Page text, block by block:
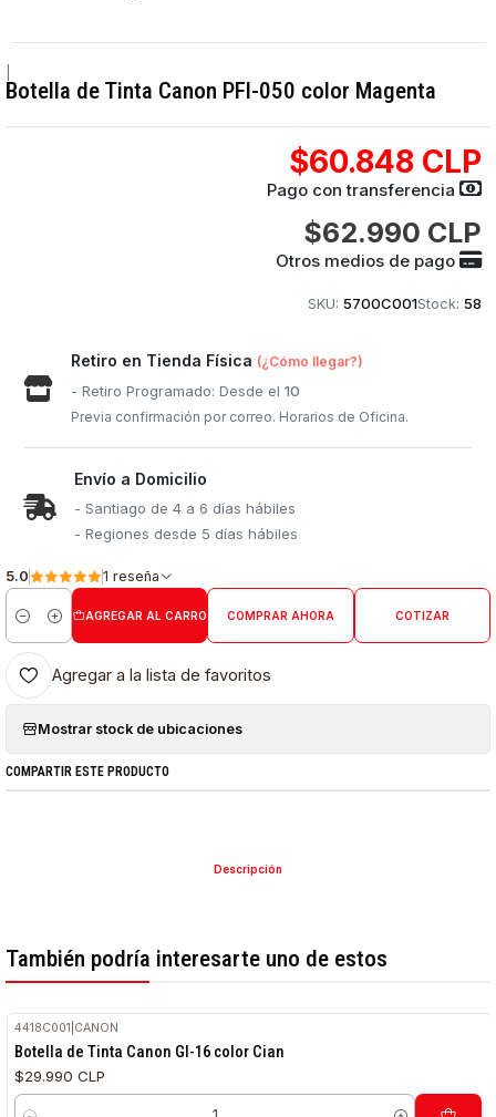
Botella de Tinta Canon PFI-050 color Magenta
$60.848 CLP
Pago con transferencia
$62.990 CLP
Otros medios de pago
SKU: 5700C001Stock: 58
Retiro en Tienda Física (¿Cómo llegar?)
- Retiro Programado: Desde el10
Previa confirmación por correo. Horarios de Oficina.
Envío a Domicilio
- Santiago de 4 a 6 días hábiles
- Regiones desde 5 días hábiles
5.0 1 reseña
Cantidad
AGREGAR AL CARRO COMPRAR AHORA COTIZAR
Agregar a la lista de favoritos
Mostrar stock de ubicaciones
COMPARTIR ESTE PRODUCTO
Descripción
También podría interesarte uno de estos
4418C001 CANON
Botella de Tinta Canon GI-16 color Cian
$29.990 CLP